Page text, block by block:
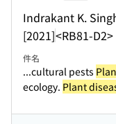
Indrakant K.
[2021]<RB81-D2>
件名
...cultural pests
ecology. Plant